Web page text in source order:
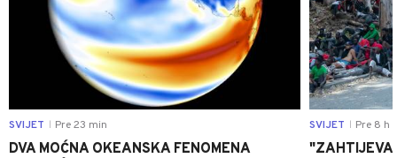
SVIJET Pre 23 min
DVA MOĆNA OKEANSKA FENOMENA
SVIJET Pre 8 h